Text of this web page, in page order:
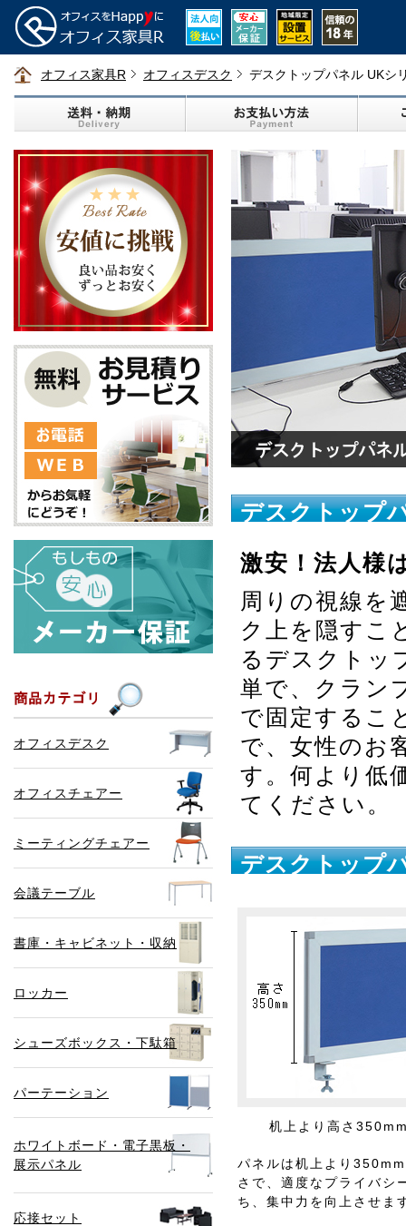
オフィス家具R オフィスデスク デスクトップパネル UKシ
デスクトップ
激安！法人様
周りの視線を
ク上を隠すこ
るデスクトッ
単で、クラン
で固定するこ
で、女性のお
す。何より低
てください。
デスクトップ
机上より高さ
パネルは机上より
さで、適度なプライバシ
ち、集中力を向上させま
オフィスデスク
オフィスチェアー
ミーティングチェアー
会議テーブル
書庫・キャビネット・収納
ロッカー
シューズボックス・下駄箱
パーテーション
ホワイトボード・電子黒板・
展示パネル
応接セット